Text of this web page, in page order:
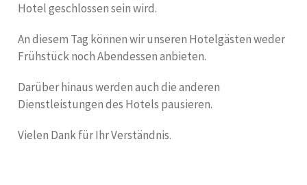
Hotel geschlossen sein wird.
An diesem Tag können wir unseren Hotelgästen weder
Frühstück noch Abendessen anbieten.
Darüber hinaus werden auch die anderen
Dienstleistungen des Hotels pausieren.
Vielen Dank für Ihr Verständnis.